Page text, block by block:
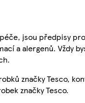
jsou předpisy
a alergenů. Vždy
značky Tesco,
značky Tesco.